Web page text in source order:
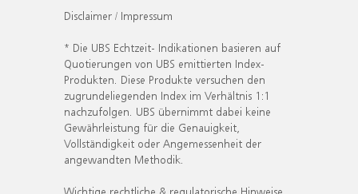
Disclaimer / Impressum
* Die UBS Echtzeit- Indikationen basieren auf
Quotierungen von UBS emittierten Index-
Produkten. Diese Produkte versuchen den
zugrundeliegenden Index im Verhältnis 1:1
nachzufolgen. UBS übernimmt dabei keine
Gewährleistung für die Genauigkeit,
Vollständigkeit oder Angemessenheit der
angewandten Methodik.